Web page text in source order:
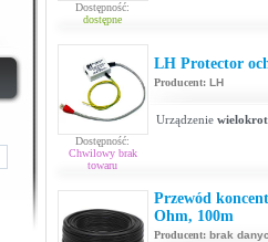
Dostępność:
dostępne
Dostępność:
Chwilowy brak
towaru
LH Protector
Producent: LH
Urządzenie
Przewód
Ohm, 100m
Producent: brak